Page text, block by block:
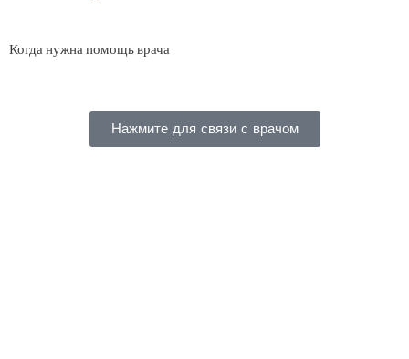
Когда нужна помощь врача
Нажмите для связи с врачом